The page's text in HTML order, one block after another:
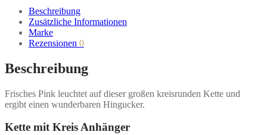
Beschreibung
Zusätzliche Informationen
Marke
Rezensionen 0
Beschreibung
Frisches Pink leuchtet auf dieser großen kreisrunden Kette und
ergibt einen wunderbaren Hingucker.
Kette mit Kreis Anhänger